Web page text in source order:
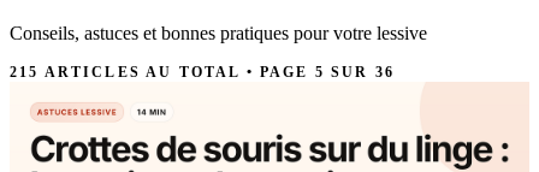
Conseils, astuces et bonnes pratiques pour votre lessive
215 ARTICLES AU TOTAL • PAGE 5 SUR 36